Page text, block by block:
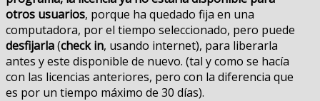
otros usuarios, porque ha quedado fija en una
computadora, por el tiempo seleccionado, pero puede
desfijarla(check in, usando internet), para liberarla
antes y este disponible de nuevo. (tal y como se hacía
con las licencias anteriores, pero con la diferencia que
es por un tiempo máximo de 30 días).